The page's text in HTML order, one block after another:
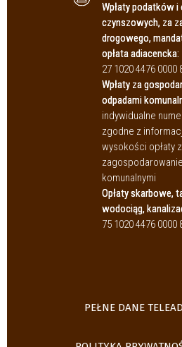
Wpłaty podatków i
czynszowych, za
drogowego,
opłata adiacencka:
27 1020 4476 0000
Wpłaty za
odpadami
indywidualne
zgodne z
wysokości opłaty
komunalnymi
Opłaty skarbowe,
wodociąg,
75 1020 4476 0000
PEŁNE DANE